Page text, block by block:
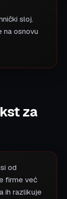
sloj.
na osnovu
za
od
firme već
ih razlikuje